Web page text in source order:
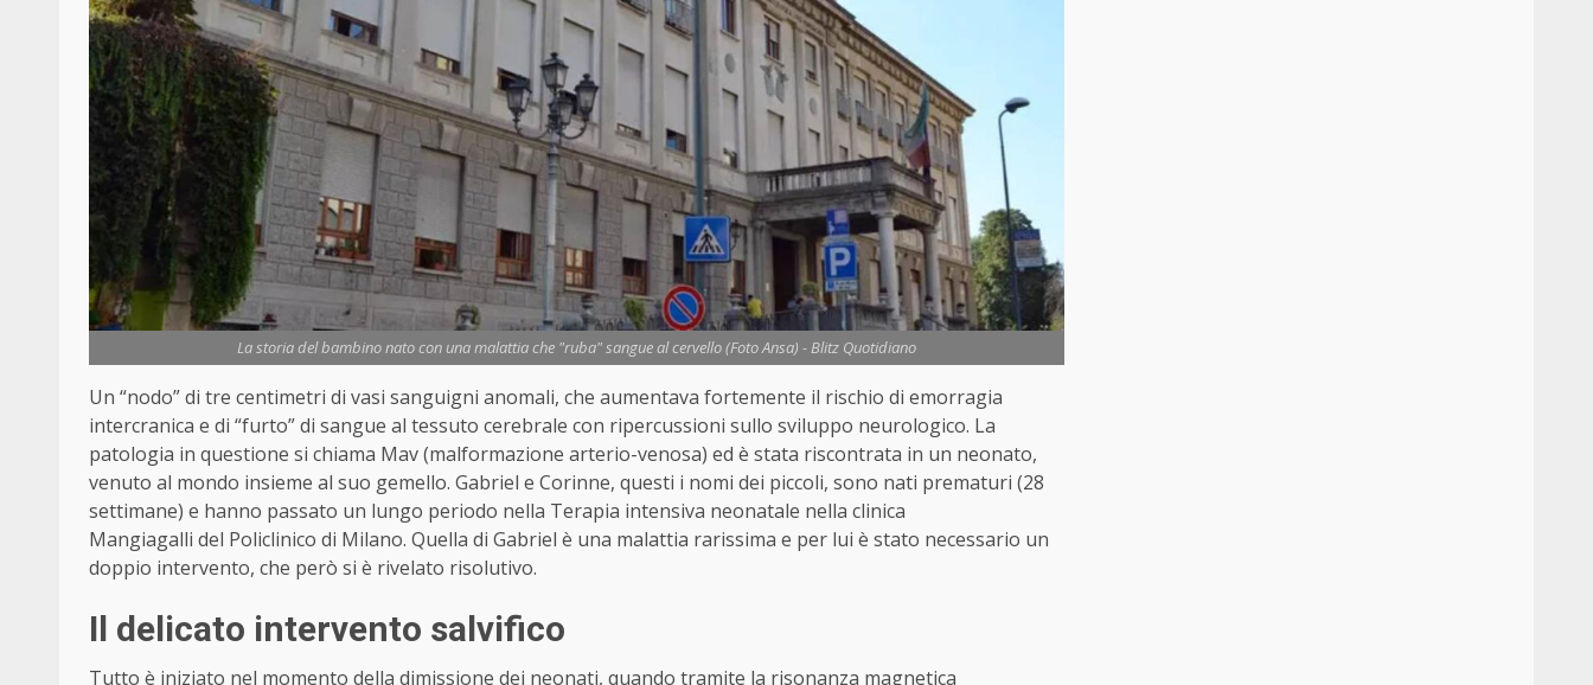
La storia del bambino nato con una malattia che "ruba" sangue al cervello (Foto Ansa) - Blitz Quotidiano
Un “nodo” di tre centimetri di vasi sanguigni anomali, che aumentava fortemente il rischio di emorragia
intercranica e di “furto” di sangue al tessuto cerebrale con ripercussioni sullo sviluppo neurologico. La
patologia in questione si chiama Mav (malformazione arterio-venosa) ed è stata riscontrata in un neonato,
venuto al mondo insieme al suo gemello. Gabriel e Corinne, questi i nomi dei piccoli, sono nati prematuri (28
settimane) e hanno passato un lungo periodo nella Terapia intensiva neonatale nella clinica
Mangiagalli del Policlinico di Milano. Quella di Gabriel è una malattia rarissima e per lui è stato necessario un
doppio intervento, che però si è rivelato risolutivo.
Il delicato intervento salvifico
Tutto è iniziato nel momento della dimissione dei neonati, quando tramite la risonanza magnetica